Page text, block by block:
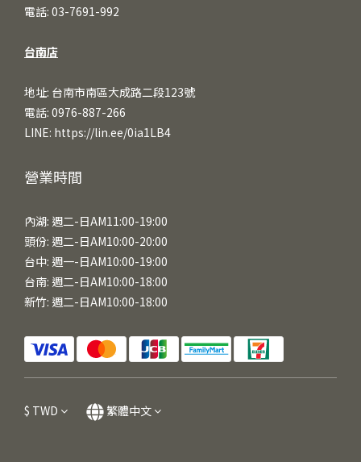
電話: 03-7691-992
台南店
地址: 台南市南區大成路二段123號
電話: 0976-887-266
LINE: https://lin.ee/0ia1LB4
營業時間
內湖: 週二-日AM11:00-19:00
頭份: 週二-日AM10:00-20:00
台中: 週一-日AM10:00-19:00
台南: 週二-日AM10:00-18:00
新竹: 週二-日AM10:00-18:00
$ TWD 繁體中文